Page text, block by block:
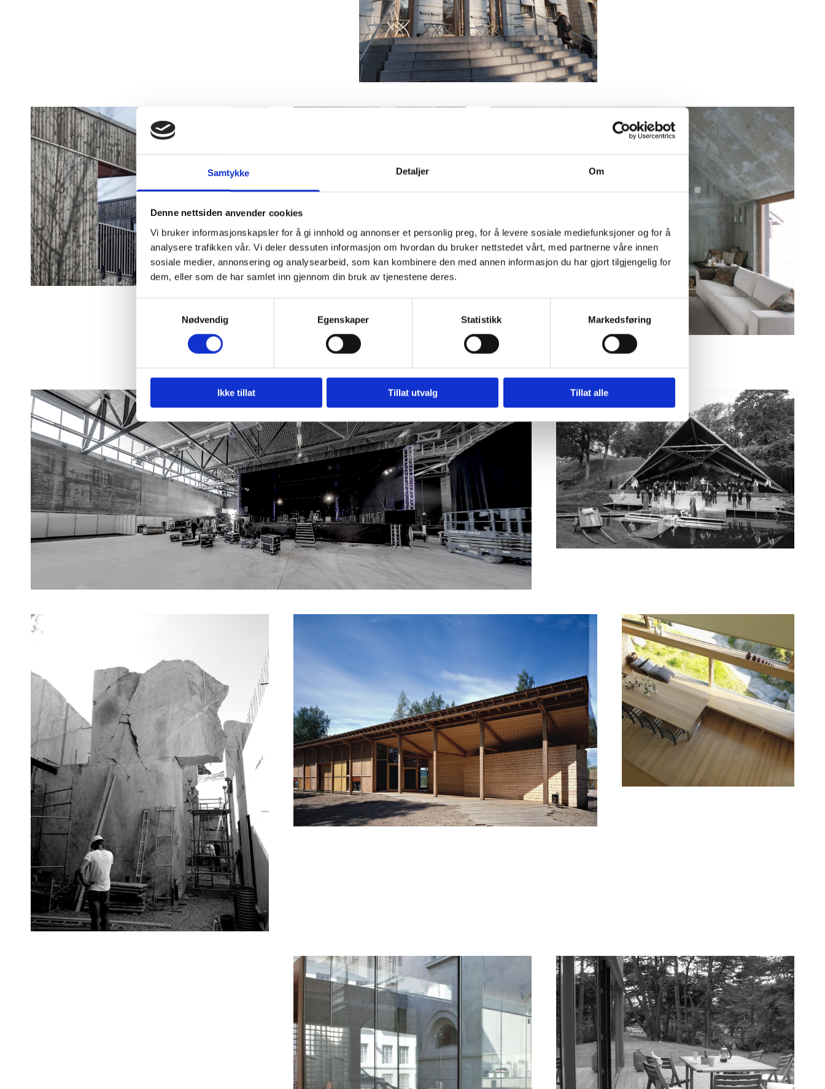
Samtykke Detaljer Om
Denne nettsiden anvender cookies
Vi bruker informasjonskapsler for å gi innhold og annonser et personlig preg, for å levere sosiale mediefunksjoner og for å
analysere trafikken vår. Vi deler dessuten informasjon om hvordan du bruker nettstedet vårt, med partnerne våre innen
sosiale medier, annonsering og analysearbeid, som kan kombinere den med annen informasjon du har gjort tilgjengelig for
dem, eller som de har samlet inn gjennom din bruk av tjenestene deres.
Nødvendig
Egenskaper Statistikk Markedsføring
Ikke tillat Tillat utvalg Tillat alle